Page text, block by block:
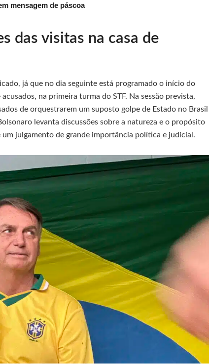
mensagem de páscoa
das visitas na casa de
já que no dia seguinte está programado o início do
na primeira turma do STF. Na sessão prevista,
de orquestrarem um suposto golpe de Estado no Brasil
levanta discussões sobre a natureza e o propósito
um julgamento de grande importância política e judicial.